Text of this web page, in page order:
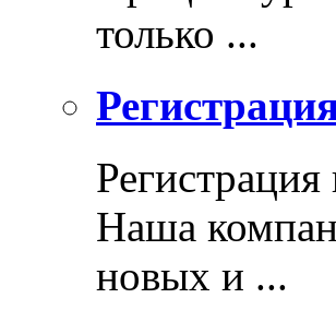
только ...
Наша
новых и ...